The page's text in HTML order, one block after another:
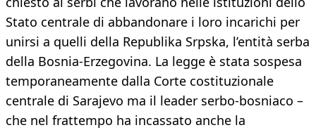
Stato centrale di abbandonare i loro incarichi per
unirsi a quelli della Republika Srpska, l’entità serba
della Bosnia-Erzegovina. La legge è stata sospesa
temporaneamente dalla Corte costituzionale
centrale di Sarajevo ma il leader serbo-bosniaco –
che nel frattempo ha incassato anche la